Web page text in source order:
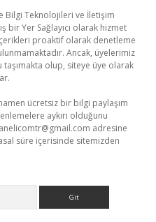
Bilgi Teknolojileri ve İletişim
bir Yer Sağlayıcı olarak hizmet
proaktif olarak denetleme
Ancak, üyelerimiz
olup, siteye üye olarak
ücretsiz bir bilgi paylaşım
aykırı olduğunu
adresine
süre içerisinde sitemizden